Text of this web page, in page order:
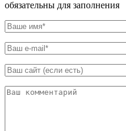
обязательны для заполнения